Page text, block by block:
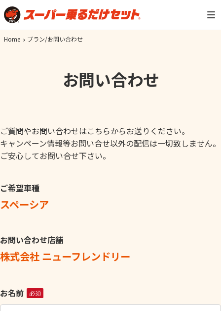
Home プラン/お問い合わせ
お問い合わせ
ご質問やお問い合わせはこちらからお送りください。
キャンペーン情報等お問い合せ以外の配信は一切致しません。
ご安心してお問い合せ下さい。
ご希望車種
スペーシア
お問い合わせ店舗
株式会社 ニューフレンドリー
こ
の
お名前 必須